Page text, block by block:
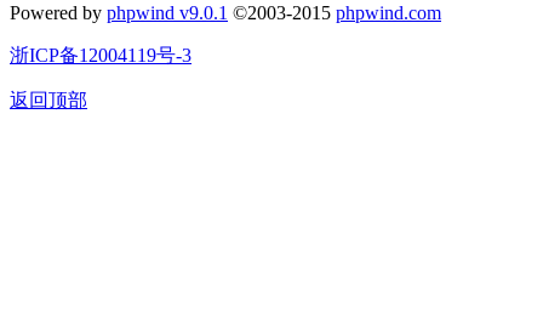
Powered by phpwind v9.0.1 ©2003-2015 phpwind.com
浙ICP备12004119号-3
返回顶部